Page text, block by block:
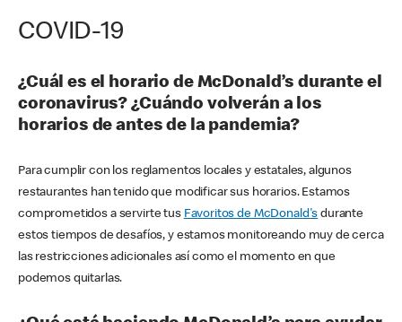
COVID-19
¿Cuál es el horario de McDonald’s durante el
coronavirus? ¿Cuándo volverán a los
horarios de antes de la pandemia?
Para cumplir con los reglamentos locales y estatales, algunos
restaurantes han tenido que modificar sus horarios. Estamos
comprometidos a servirte tus Favoritos de McDonald's durante
estos tiempos de desafíos, y estamos monitoreando muy de cerca
las restricciones adicionales así como el momento en que
podemos quitarlas.